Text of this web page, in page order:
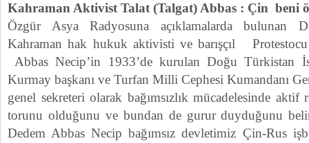
Kahraman Aktivist Talat (Talgat) Abbas : Çin beni
Özgür Asya Radyosuna açıklamalarda bulunan
Kahraman hak hukuk aktivisti ve barışçıl
Abbas Necip’in 1933’de kurulan Doğu Türkistan
Kurmay başkanı ve Turfan Milli Cephesi Kumandanı
genel sekreteri olarak bağımsızlık mücadelesinde
torunu olduğunu ve bundan de gurur duyduğunu
Dedem Abbas Necip bağımsız devletimiz Çin-Rus